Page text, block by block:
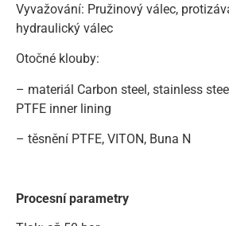
Vyvažování: Pružinový válec,
hydraulický válec
Otočné klouby:
– materiál Carbon steel, stainless
PTFE inner lining
– těsnění PTFE, VITON, Buna N
Procesní parametry